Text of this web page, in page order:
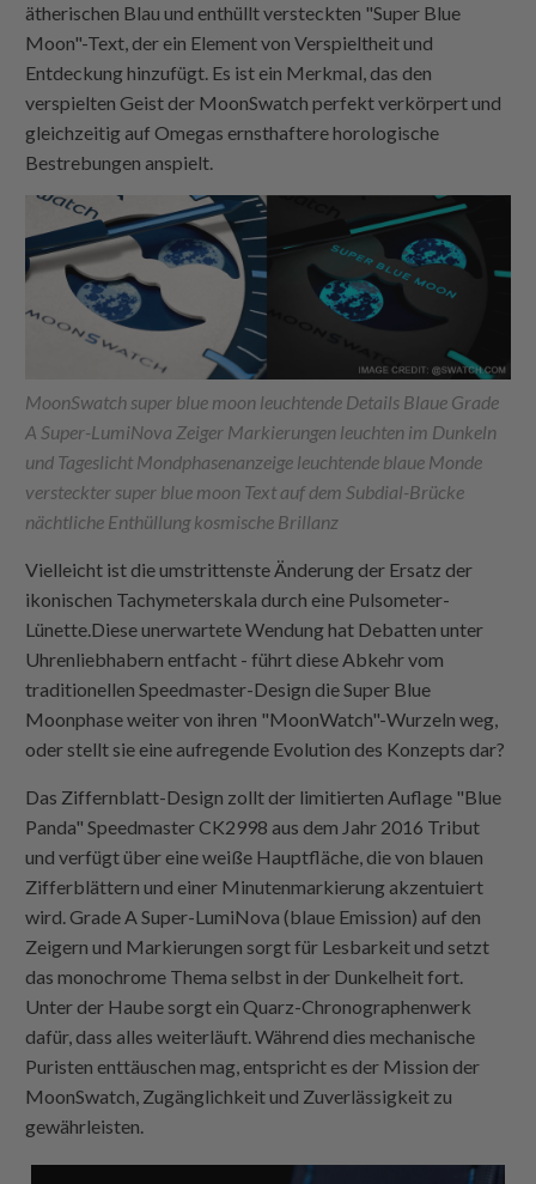
ätherischen Blau und enthüllt versteckten "Super Blue
Moon"-Text, der ein Element von Verspieltheit und
Entdeckung hinzufügt. Es ist ein Merkmal, das den
verspielten Geist der MoonSwatch perfekt verkörpert und
gleichzeitig auf Omegas ernsthaftere horologische
Bestrebungen anspielt.
MoonSwatch super blue moon leuchtende Details Blaue Grade
A Super-LumiNova Zeiger Markierungen leuchten im Dunkeln
und Tageslicht Mondphasenanzeige leuchtende blaue Monde
versteckter super blue moon Text auf dem Subdial-Brücke
nächtliche Enthüllung kosmische Brillanz
Vielleicht ist die umstrittenste Änderung der Ersatz der
ikonischen Tachymeterskala durch eine Pulsometer-
Lünette.Diese unerwartete Wendung hat Debatten unter
Uhrenliebhabern entfacht - führt diese Abkehr vom
traditionellen Speedmaster-Design die Super Blue
Moonphase weiter von ihren "MoonWatch"-Wurzeln weg,
oder stellt sie eine aufregende Evolution des Konzepts dar?
Das Ziffernblatt-Design zollt der limitierten Auflage "Blue
Panda" Speedmaster CK2998 aus dem Jahr 2016 Tribut
und verfügt über eine weiße Hauptfläche, die von blauen
Zifferblättern und einer Minutenmarkierung akzentuiert
wird. Grade A Super-LumiNova (blaue Emission) auf den
Zeigern und Markierungen sorgt für Lesbarkeit und setzt
das monochrome Thema selbst in der Dunkelheit fort.
Unter der Haube sorgt ein Quarz-Chronographenwerk
dafür, dass alles weiterläuft. Während dies mechanische
Puristen enttäuschen mag, entspricht es der Mission der
MoonSwatch, Zugänglichkeit und Zuverlässigkeit zu
gewährleisten.